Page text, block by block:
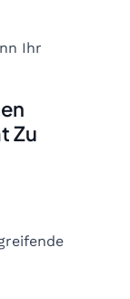
Ihr
Zu